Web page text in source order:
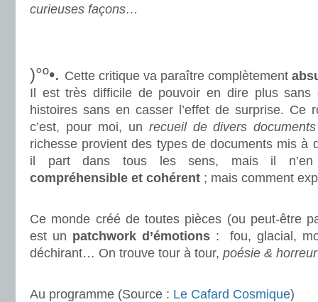
curieuses façons…
)°º•. Cette critique va paraître complètement
Il est très difficile de pouvoir en dire plus sans
histoires sans en casser l’effet de surprise. Ce
c’est, pour moi, un recueil de divers documents
richesse provient des types de documents mis à
il part dans tous les sens, mais il n’en
compréhensible et cohérent ; mais comment
Ce monde créé de toutes pièces (ou peut-être
est un patchwork d’émotions: fou, glacial,
déchirant… On trouve tour à tour, poésie & horreur
Au programme (Source : Le Cafard Cosmique)